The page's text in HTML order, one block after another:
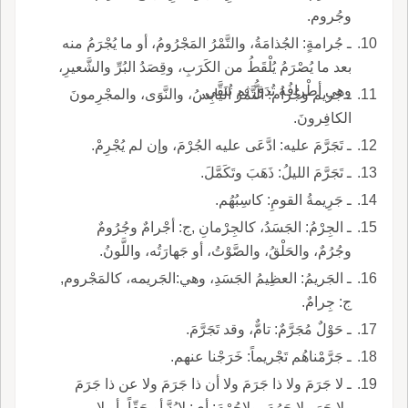
وجُروم.
ـ جُرامةٍ: الجُذامَةُ، والتَّمْرُ المَجْرُومُ، أو ما يُجْرَمُ منه
بعد ما يُصْرَمُ يُلْقَطُ من الكَرَبِ، وقِصَدُ البُرِّ والشَّعيرِ،
وهي أطْرافُهُ تُدَقُّ ثم تُنَقَّى.
ـ جَريم وجُرام: التَّمْرُ اليابِسُ، والنَّوَى، والمجْرِمونَ
الكافِرونَ.
ـ تَجَرَّمَ عليه: ادَّعَى عليه الجُرْمَ، وإن لم يُجْرِمْ.
ـ تَجَرَّمَ الليلُ: ذَهَبَ وتَكَمَّلَ.
ـ جَرِيمةُ القومِ: كاسِبُهُم.
ـ الجِرْمُ: الجَسَدُ، كالجِرْمانِ ,ج: أجْرامٌ وجُرُومٌ
وجُرُمٌ، والحَلْقُ، والصَّوْتُ، أو جَهارَتُه، واللَّونُ.
ـ الجَريمُ: العظِيمُ الجَسَدِ، وهي:الجَريمه، كالمَجْروم,
ج: جِرامٌ.
ـ حَوْلٌ مُجَرَّمٌ: تامٌّ، وقد تَجَرَّمَ.
ـ جَرَّمْناهُم تَجْريماً: خَرَجْنا عنهم.
ـ لا جَرَمَ ولا ذا جَرَمَ ولا أن ذا جَرَمَ ولا عن ذا جَرَمَ